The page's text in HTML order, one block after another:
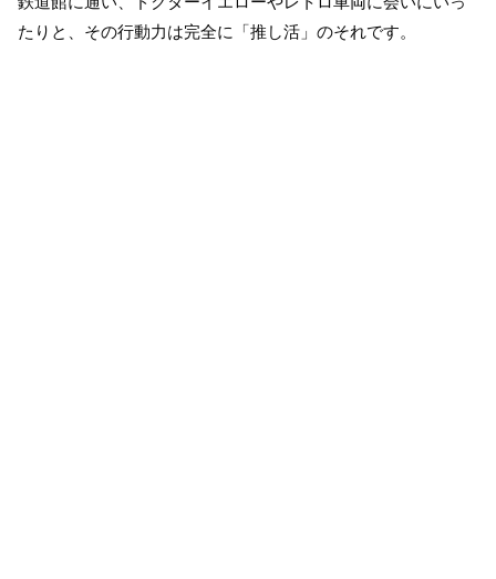
たりと、その行動力は完全に「推し活」のそれです。